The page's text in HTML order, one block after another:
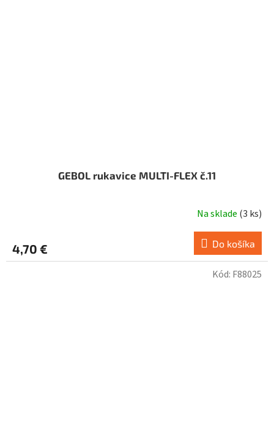
GEBOL rukavice MULTI-FLEX č.11
Na sklade (3 ks)
4,70 € Do košíka
Kód: F88025